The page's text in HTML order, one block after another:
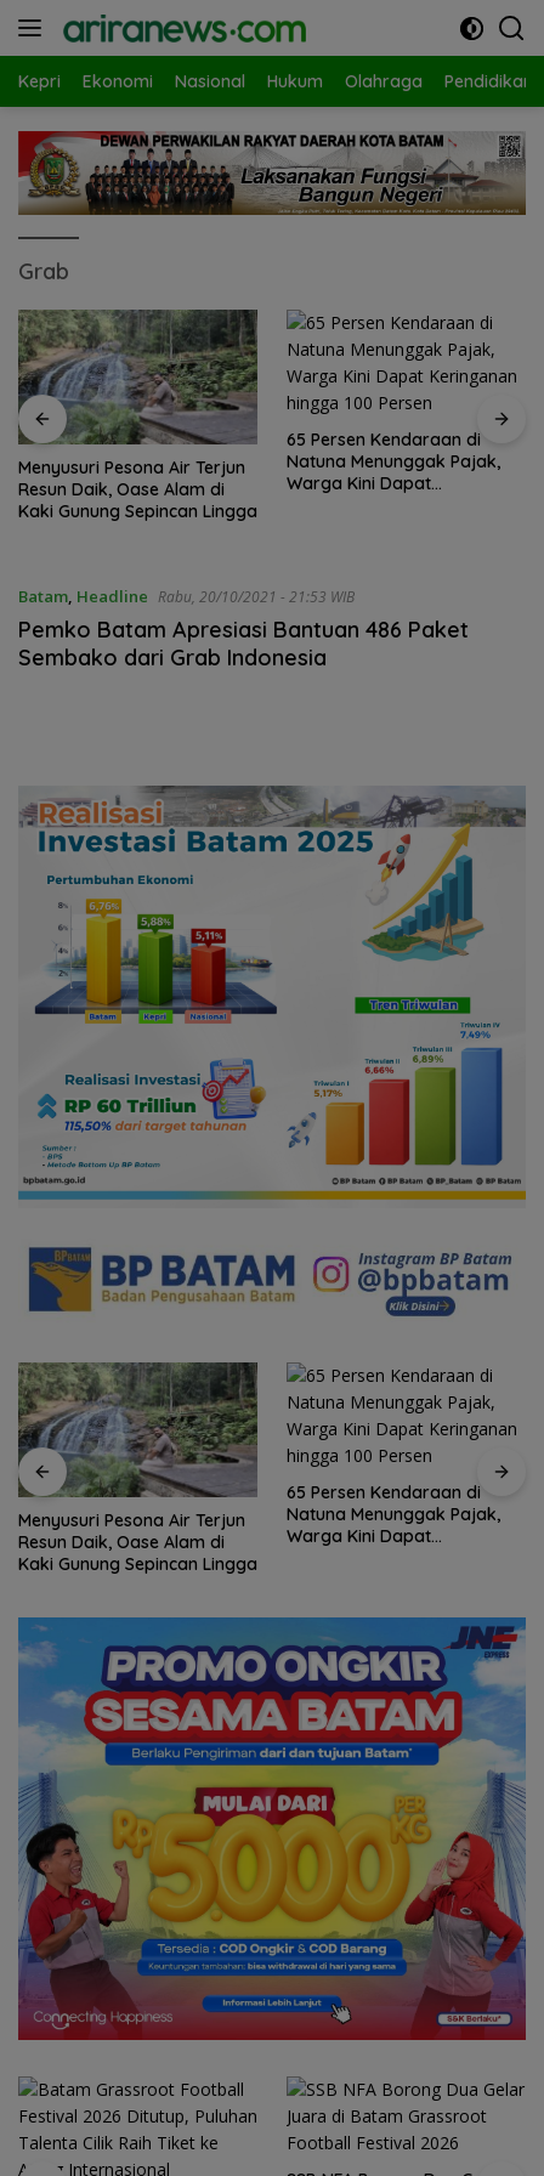
Kepri Ekonomi Nasional Hukum Olahraga Pendidikan
Grab
Menyusuri Pesona Air Terjun
Resun Daik, Oase Alam di
Kaki Gunung Sepincan Lingga
65 Persen Kendaraan di
Natuna Menunggak Pajak,
Warga Kini Dapat
Batam, Headline Rabu, 20/10/2021 - 21:53 WIB
Pemko Batam Apresiasi Bantuan 486 Paket
Sembako dari Grab Indonesia
Menyusuri Pesona Air Terjun
Resun Daik, Oase Alam di
Kaki Gunung Sepincan Lingga
65 Persen Kendaraan di
Natuna Menunggak Pajak,
Warga Kini Dapat